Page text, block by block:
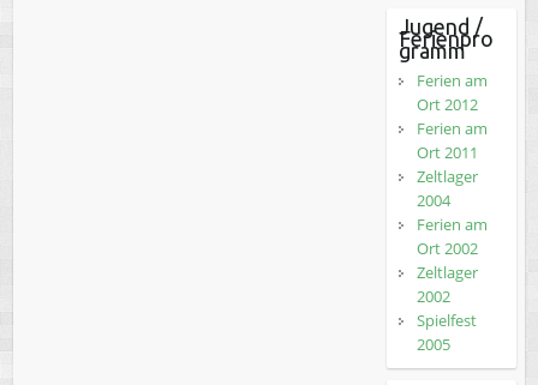
Jugend /
Ferienpro
gramm
Ferien am
Ort 2012
Ferien am
Ort 2011
Zeltlager
2004
Ferien am
Ort 2002
Zeltlager
2002
Spielfest
2005